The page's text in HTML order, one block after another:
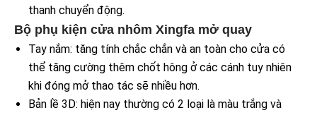
thanh chuyển động.
Bộ phụ kiện cửa nhôm Xingfa mở quay
Tay nắm: tăng tính chắc chắn và an toàn cho cửa có
thể tăng cường thêm chốt hông ở các cánh tuy nhiên
khi đóng mở thao tác sẽ nhiều hơn.
Bản lề 3D: hiện nay thường có 2 loại là màu trắng và